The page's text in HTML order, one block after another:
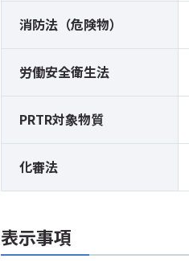
消防法（危険物）
労働安全衛生法
PRTR対象物質
化審法
表示事項